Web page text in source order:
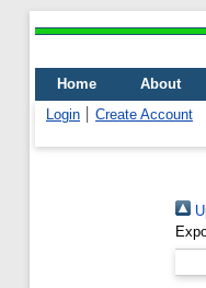
Home About
Login
Create Account